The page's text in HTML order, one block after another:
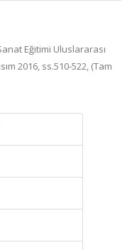
Eğitimi Uluslararası
2016, ss.510-522, (Tam